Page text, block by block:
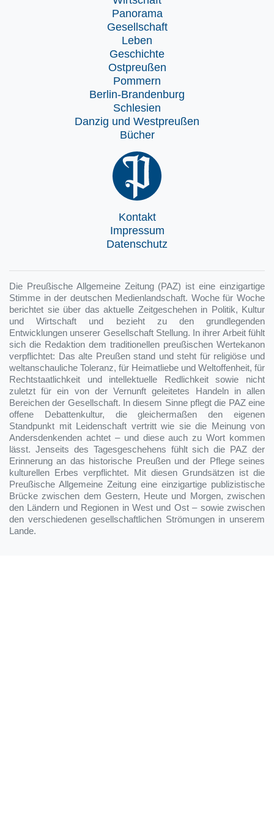
Panorama
Gesellschaft
Leben
Geschichte
Ostpreußen
Pommern
Berlin-Brandenburg
Schlesien
Danzig und Westpreußen
Bücher
Kontakt
Impressum
Datenschutz
Die Preußische Allgemeine Zeitung (PAZ) ist eine einzigartige
Stimme in der deutschen Medienlandschaft. Woche für Woche
berichtet sie über das aktuelle Zeitgeschehen in Politik, Kultur
und Wirtschaft und bezieht zu den grundlegenden
Entwicklungen unserer Gesellschaft Stellung. In ihrer Arbeit fühlt
sich die Redaktion dem traditionellen preußischen Wertekanon
verpflichtet: Das alte Preußen stand und steht für religiöse und
weltanschauliche Toleranz, für Heimatliebe und Weltoffenheit, für
Rechtstaatlichkeit und intellektuelle Redlichkeit sowie nicht
zuletzt für ein von der Vernunft geleitetes Handeln in allen
Bereichen der Gesellschaft. In diesem Sinne pflegt die PAZ eine
offene Debattenkultur, die gleichermaßen den eigenen
Standpunkt mit Leidenschaft vertritt wie sie die Meinung von
Andersdenkenden achtet – und diese auch zu Wort kommen
lässt. Jenseits des Tagesgeschehens fühlt sich die PAZ der
Erinnerung an das historische Preußen und der Pflege seines
kulturellen Erbes verpflichtet. Mit diesen Grundsätzen ist die
Preußische Allgemeine Zeitung eine einzigartige publizistische
Brücke zwischen dem Gestern, Heute und Morgen, zwischen
den Ländern und Regionen in West und Ost – sowie zwischen
den verschiedenen gesellschaftlichen Strömungen in unserem
Lande.